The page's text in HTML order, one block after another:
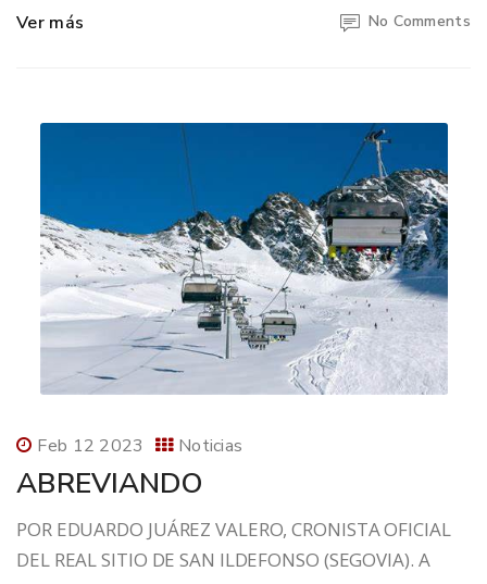
Ver más No Comments
Feb 12 2023 Noticias
ABREVIANDO
POR EDUARDO JUÁREZ VALERO, CRONISTA OFICIAL
DEL REAL SITIO DE SAN ILDEFONSO (SEGOVIA). A